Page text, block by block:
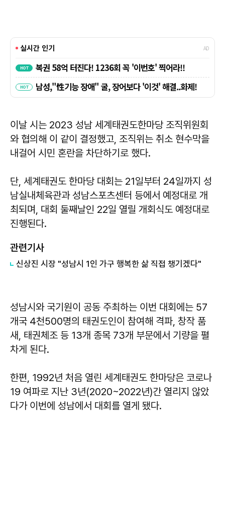
이날 시는 2023 성남 세계태권도한마당 조직위원회
와 협의해 이 같이 결정했고, 조직위는 취소 현수막을
내걸어 시민 혼란을 차단하기로 했다.
단, 세계태권도 한마당 대회는 21일부터 24일까지 성
남실내체육관과 성남스포츠센터 등에서 예정대로 개
최되며, 대회 둘째날인 22일 열릴 개회식도 예정대로
진행된다.
관련기사
신상진 시장 "성남시 1인 가구 행복한 삶 직접 챙기겠다"
성남시와 국기원이 공동 주최하는 이번 대회에는 57
개국 4천500명의 태권도인이 참여해 격파, 창작 품
새, 태권체조 등 13개 종목 73개 부문에서 기량을 펼
차게 된다.
한편, 1992년 처음 열린 세계태권도 한마당은 코로나
19 여파로 지난 3년(2020~2022년)간 열리지 않았
다가 이번에 성남에서 대회를 열게 됐다.